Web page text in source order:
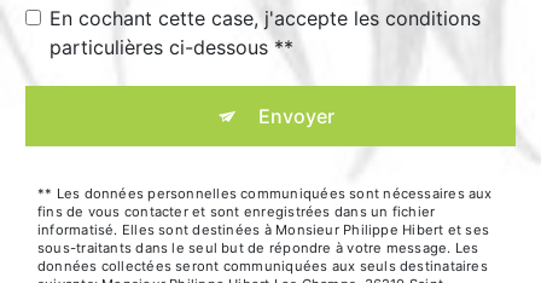
En cochant cette case, j'accepte les conditions
particulières ci-dessous **
Envoyer
** Les données personnelles communiquées sont nécessaires aux
fins de vous contacter et sont enregistrées dans un fichier
informatisé. Elles sont destinées à Monsieur Philippe Hibert et ses
sous-traitants dans le seul but de répondre à votre message. Les
données collectées seront communiquées aux seuls destinataires